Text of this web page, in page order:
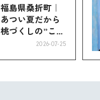
福島県桑折町｜
あつい夏だから
桃づくしの”こお
2026-07-25